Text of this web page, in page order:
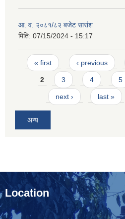
आ. व. २०८१/८२ बजेट सारांश
मिति: 07/15/2024 - 15:17
Pages
« first ‹ previous
2 3 4 5
next › last »
अन्य
Location